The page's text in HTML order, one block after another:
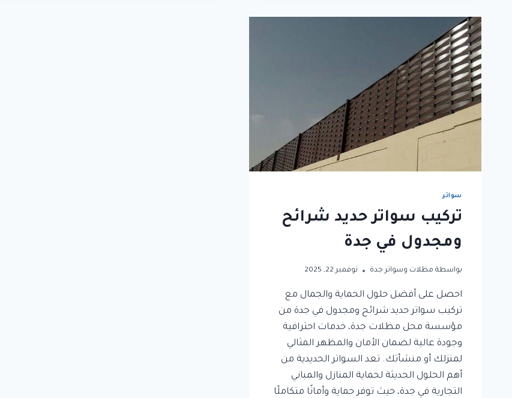
سواتر
تركيب سواتر حديد شرائح
ومجدول في جدة
بواسطة مظلات وسواتر جدة نوفمبر 22, 2025
احصل على أفضل حلول الحماية والجمال مع
تركيب سواتر حديد شرائح ومجدول في جدة من
مؤسسة محل مظلات جدة، خدمات احترافية
وجودة عالية لضمان الأمان والمظهر المثالي
لمنزلك أو منشأتك. تعد السواتر الحديدية من
أهم الحلول الحديثة لحماية المنازل والمباني
التجارية في جدة، حيث توفر حماية وأمانًا متكاملًا